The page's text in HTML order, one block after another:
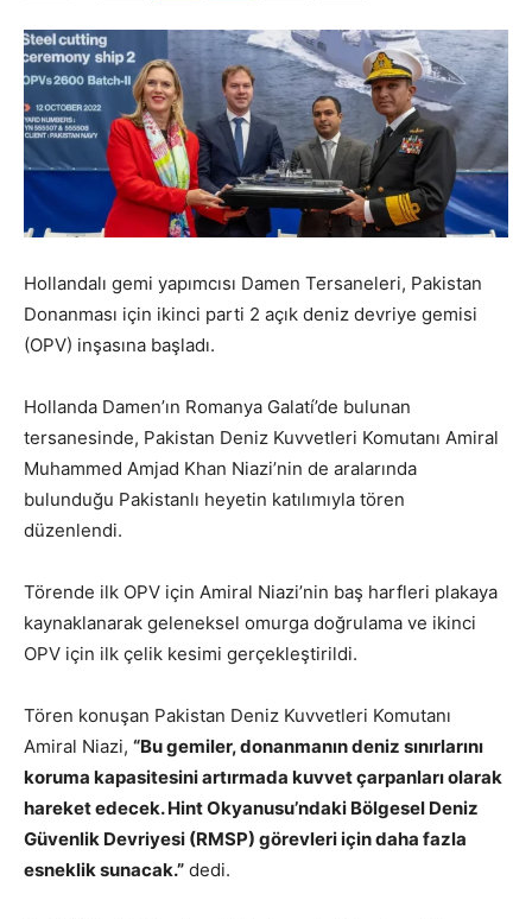
Hollandalı gemi yapımcısı Damen Tersaneleri, Pakistan
Donanması için ikinci parti 2 açık deniz devriye gemisi
(OPV) inşasına başladı.
Hollanda Damen’ın Romanya Galatí’de bulunan
tersanesinde, Pakistan Deniz Kuvvetleri Komutanı Amiral
Muhammed Amjad Khan Niazi’nin de aralarında
bulunduğu Pakistanlı heyetin katılımıyla tören
düzenlendi.
Törende ilk OPV için Amiral Niazi’nin baş harfleri plakaya
kaynaklanarak geleneksel omurga doğrulama ve ikinci
OPV için ilk çelik kesimi gerçekleştirildi.
Tören konuşan Pakistan Deniz Kuvvetleri Komutanı
Amiral Niazi, “Bu gemiler, donanmanın deniz sınırlarını
koruma kapasitesini artırmada kuvvet çarpanları olarak
hareket edecek. Hint Okyanusu’ndaki Bölgesel Deniz
Güvenlik Devriyesi (RMSP) görevleri için daha fazla
esneklik sunacak.” dedi.